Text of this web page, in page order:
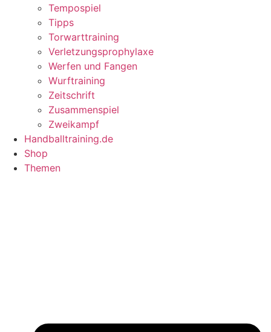
Tempospiel
Tipps
Torwarttraining
Verletzungsprophylaxe
Werfen und Fangen
Wurftraining
Zeitschrift
Zusammenspiel
Zweikampf
Handballtraining.de
Shop
Themen